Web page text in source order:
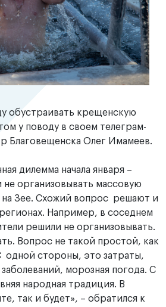
обустраивать крещенскую
у поводу в своем телеграм-
Благовещенска Олег Имамеев.
дилемма начала января –
не организовывать массовую
на Зее. Схожий вопрос решают и
Например, в соседнем
решили не организовывать.
Вопрос не такой простой, как
одной стороны, это затраты,
морозная погода. С
народная традиция. В
так и будет», – обратился к